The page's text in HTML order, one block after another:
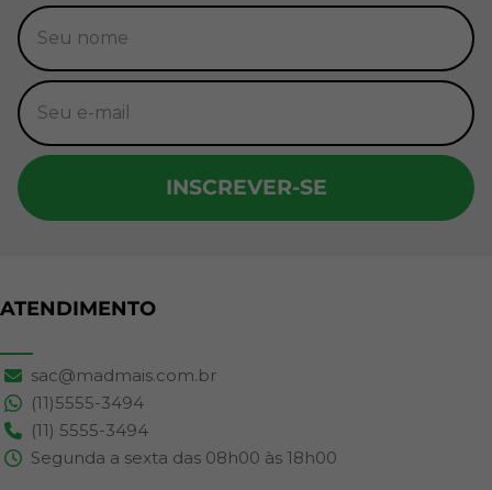
INSCREVER-SE
ATENDIMENTO
sac@madmais.com.br
(11)5555-3494
(11) 5555-3494
Segunda a sexta das 08h00 às 18h00